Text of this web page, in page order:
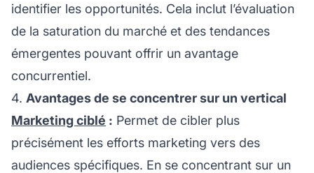
identifier les opportunités. Cela inclut l’évaluation
de la saturation du marché et des tendances
émergentes pouvant offrir un avantage
concurrentiel.
4. Avantages de se concentrer sur un vertical
Marketing ciblé : Permet de cibler plus
précisément les efforts marketing vers des
audiences spécifiques. En se concentrant sur un